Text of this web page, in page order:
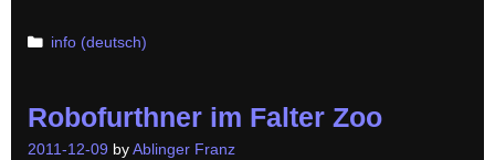
Categories
info (deutsch)
Robofurthner im Falter Zoo
2011-12-09 by Ablinger Franz